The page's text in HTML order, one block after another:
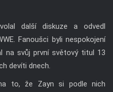
další diskuze a odvedl
Fanoušci byli nespokojení
na svůj první světový titul 13
devíti dnech.
to, že Zayn si podle nich